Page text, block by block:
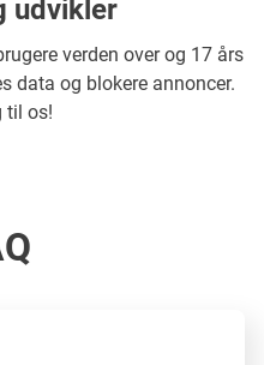
udvikler
verden over og 17 års
data og blokere annoncer.
til os!